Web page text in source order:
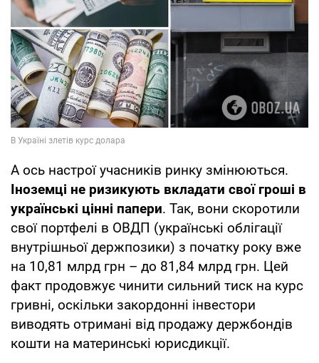
А ось настрої учасників ринку змінюються.
Іноземці не ризикують вкладати свої гроші в
українські цінні папери. Так, вони скоротили
свої портфелі в ОВДП (українські облігації
внутрішньої держпозики) з початку року вже
на 10,81 млрд грн – до 81,84 млрд грн. Цей
факт продовжує чинити сильний тиск на курс
гривні, оскільки закордонні інвестори
виводять отримані від продажу держбондів
кошти на материнські юрисдикції.